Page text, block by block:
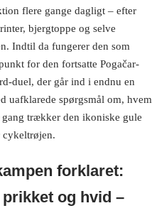
flere gange dagligt – efter
bjergtoppe og selve
Indtil da fungerer den som
for den fortsatte Pogačar-
duel, der går ind i endnu en
uafklarede spørgsmål om, hvem
gang trækker den ikoniske gule
cykeltrøjen.
forklaret:
prikket og hvid –